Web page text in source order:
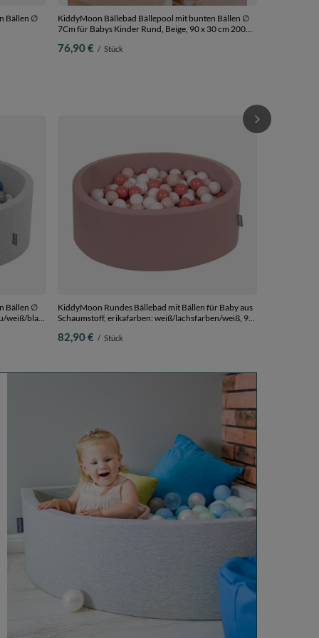
Bällen ∅
KiddyMoon Bällebad Bällepool mit bunten Bällen ∅
7Cm für Babys Kinder Rund, Beige, 90 x 30 cm 200
76,90 € / Stück
Bällen ∅
KiddyMoon Rundes Bällebad mit Bällen für Baby aus
Schaumstoff, erikafarben: weiß/lachsfarben/weiß, 90
82,90 € / Stück
KiddyMoon